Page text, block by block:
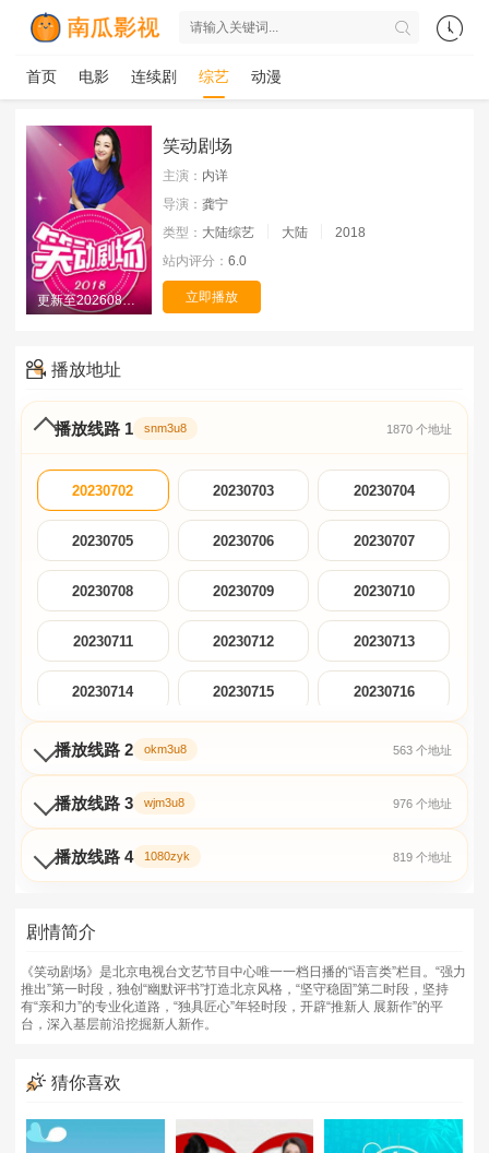
首页 电影 连续剧 综艺 动漫
更新至20260807期
笑动剧场
主演： 内详
导演： 龚宁
类型： 大陆综艺 大陆
2018
站内评分： 6.0
立即播放
播放地址
播放线路 1 snm3u8 1870 个地址
20230702 20230703 20230704
20230705 20230706 20230707
20230708 20230709 20230710
20230711 20230712 20230713
20230714 20230715 20230716
20230717
20230720
20230729
20230801 20230802 20230803
20230807
20230811 20230812
播放线路 2 okm3u8 563 个地址
播放线路 3 wjm3u8 976 个地址
播放线路 4 1080zyk 819 个地址
剧情简介
《笑动剧场》是北京电视台文艺节目中心唯一一档日播的“语言类”栏目。“强力
推出”第一时段，独创“幽默评书”打造北京风格，“坚守稳固”第二时段，坚持
有“亲和力”的专业化道路，“独具匠心”年轻时段，开辟“推新人 展新作”的平
台，深入基层前沿挖掘新人新作。
猜你喜欢